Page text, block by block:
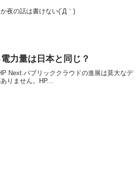
夜の話は書けない(´Д｀)
力量は日本と同じ？
Next.パブリッククラウドの進展は莫大なデ
りません。HP...